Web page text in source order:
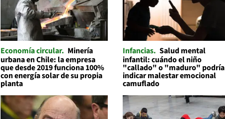
Economía circular
Minería
urbana en Chile: la empresa
que desde 2019 funciona 100%
con energía solar de su propia
planta
Infancias Salud mental
infantil: cuándo el niño
"callado" o "maduro" podría
indicar malestar emocional
camuflado